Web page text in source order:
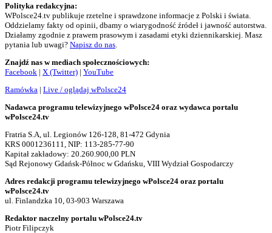
Polityka redakcyjna:
WPolsce24.tv publikuje rzetelne i sprawdzone informacje z Polski i świata.
Oddzielamy fakty od opinii, dbamy o wiarygodność źródeł i jawność autorstwa.
Działamy zgodnie z prawem prasowym i zasadami etyki dziennikarskiej. Masz
pytania lub uwagi? Napisz do nas
Znajdź nas w mediach społecznościowych:
Facebook | X (Twitter) | YouTube
Ramówka | Live / oglądaj wPolsce24
Nadawca programu telewizyjnego wPolsce24 oraz wydawca portalu
wPolsce24.tv
Fratria S.A, ul. Legionów 126-128, 81-472 Gdynia
KRS 0001236111, NIP: 113-285-77-90
Kapitał zakładowy: 20.260.900,00 PLN
Sąd Rejonowy Gdańsk-Północ w Gdańsku, VIII Wydział Gospodarczy
Adres redakcji programu telewizyjnego wPolsce24 oraz portalu
wPolsce24.tv
ul. Finlandzka 10, 03-903 Warszawa
Redaktor naczelny portalu wPolsce24.tv
Piotr Filipczyk